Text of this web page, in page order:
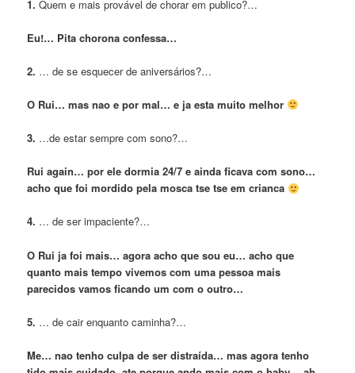
1. Quem e mais provável de chorar em publico?…
Eu!… Pita chorona confessa…
2. … de se esquecer de aniversários?…
O Rui… mas nao e por mal… e ja esta muito melhor
3. …de estar sempre com sono?…
Rui again… por ele dormia 24/7 e ainda ficava com sono…
acho que foi mordido pela mosca tse tse em crianca
4. … de ser impaciente?…
O Rui ja foi mais… agora acho que sou eu… acho que
quanto mais tempo vivemos com uma pessoa mais
parecidos vamos ficando um com o outro…
5. … de cair enquanto caminha?…
Me… nao tenho culpa de ser distraída… mas agora tenho